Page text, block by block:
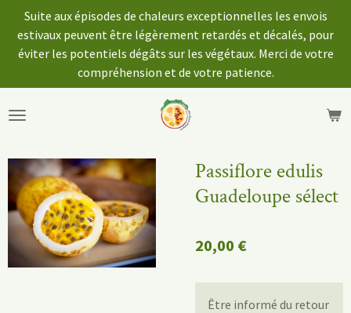
Passer
au
contenu
Suite aux épisodes de chaleurs exceptionnelles les envois
estivaux peuvent être légèrement retardés et décalés, pour
éviter les potentiels dégâts sur les végétaux. Merci de votre
compréhension et de votre patience.
Passiflore edulis
Guadeloupe sélect
20,00 €
Être informé du retour